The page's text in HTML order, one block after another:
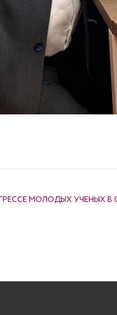
МОЛОДЫХ УЧЕНЫХ В